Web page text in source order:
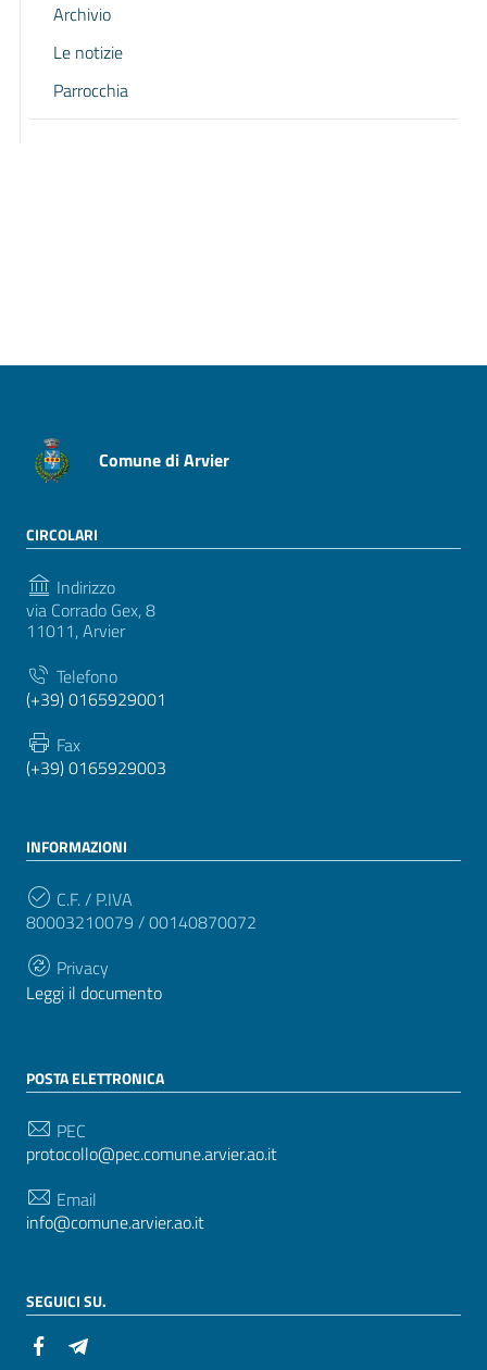
Archivio
Le notizie
Parrocchia
Comune di Arvier
CIRCOLARI
Indirizzo
via Corrado Gex, 8
11011, Arvier
Telefono
(+39) 0165929001
Fax
(+39) 0165929003
INFORMAZIONI
C.F. / P.IVA
80003210079 / 00140870072
Privacy
Leggi il documento
POSTA ELETTRONICA
PEC
protocollo@pec.comune.arvier.ao.it
Email
info@comune.arvier.ao.it
SEGUICI SU.